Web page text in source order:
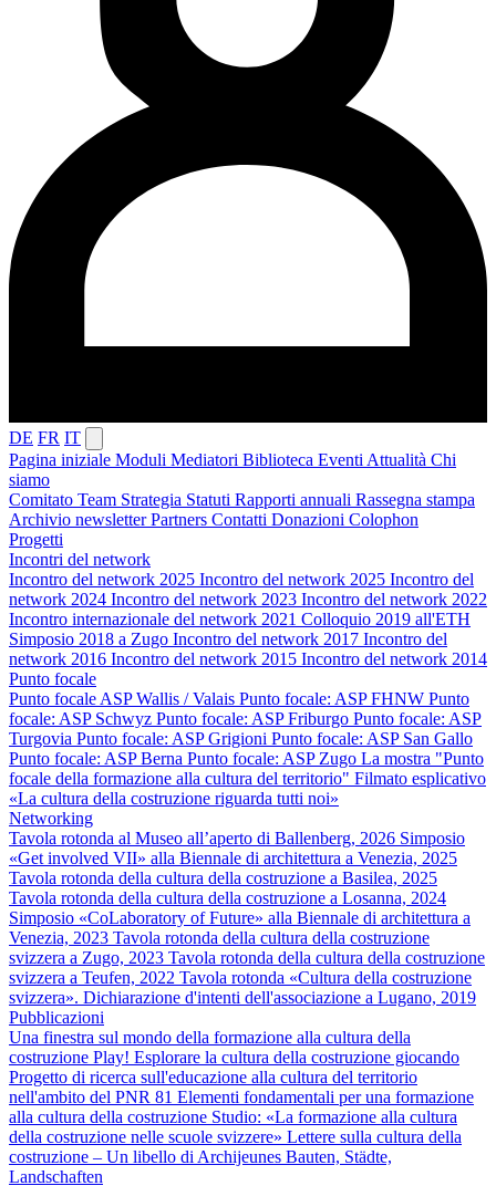
DE FR IT
Pagina iniziale Moduli Mediatori Biblioteca Eventi Attualità Chi
siamo
Comitato Team Strategia Statuti Rapporti annuali Rassegna stampa
Archivio newsletterPartners Contatti Donazioni Colophon
Progetti
Incontri del network
Incontro del network 2025 Incontro del network 2025 Incontro del
network 2024 Incontro del network 2023 Incontro del network 2022
Incontro internazionale del network 2021 Colloquio 2019 all'ETH
Simposio 2018 a Zugo Incontro del network 2017 Incontro del
network 2016 Incontro del network 2015 Incontro del network 2014
Punto focale
Punto focale ASP Wallis / Valais Punto focale: ASP FHNW Punto
focale: ASP Schwyz Punto focale: ASP Friburgo Punto focale: ASP
Turgovia Punto focale: ASP Grigioni Punto focale: ASP San Gallo
Punto focale: ASP Berna Punto focale: ASP Zugo La mostra "Punto
focale della formazione alla cultura del territorio" Filmato esplicativo
«La cultura della costruzione riguarda tutti noi»
Networking
Tavola rotonda al Museo all’aperto di Ballenberg, 2026 Simposio
«Get involved VII» alla Biennale di architettura a Venezia, 2025
Tavola rotonda della cultura della costruzione a Basilea, 2025
Tavola rotonda della cultura della costruzione a Losanna, 2024
Simposio «CoLaboratory of Future» alla Biennale di architettura a
Venezia, 2023 Tavola rotonda della cultura della costruzione
svizzera a Zugo, 2023 Tavola rotonda della cultura della costruzione
svizzera a Teufen, 2022 Tavola rotonda «Cultura della costruzione
svizzera». Dichiarazione d'intenti dell'associazione a Lugano, 2019
Pubblicazioni
Una finestra sul mondo della formazione alla cultura della
costruzione Play! Esplorare la cultura della costruzione giocando
Progetto di ricerca sull'educazione alla cultura del territorio
nell'ambito del PNR 81 Elementi fondamentali per una formazione
alla cultura della costruzione Studio: «La formazione alla cultura
della costruzione nelle scuole svizzere» Lettere sulla cultura della
costruzione – Un libello di Archijeunes Bauten, Städte,
Landschaften